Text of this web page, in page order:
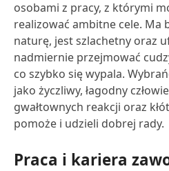
osobami z pracy, z którymi
realizować ambitne cele. Ma
naturę, jest szlachetny oraz
nadmiernie przejmować
co szybko się wypala.
jako życzliwy, łagodny
gwałtownych reakcji oraz
pomoże i udzieli dobrej rady.
Praca i kariera